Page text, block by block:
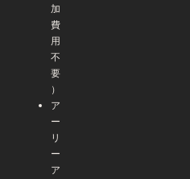
加
費
用
不
要
）
ア
ー
リ
ー
ア